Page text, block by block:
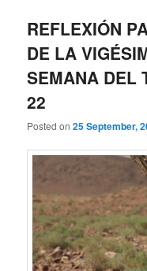
REFLEXIÓN
DE LA
SEMANA DEL
22
Posted on25 September,